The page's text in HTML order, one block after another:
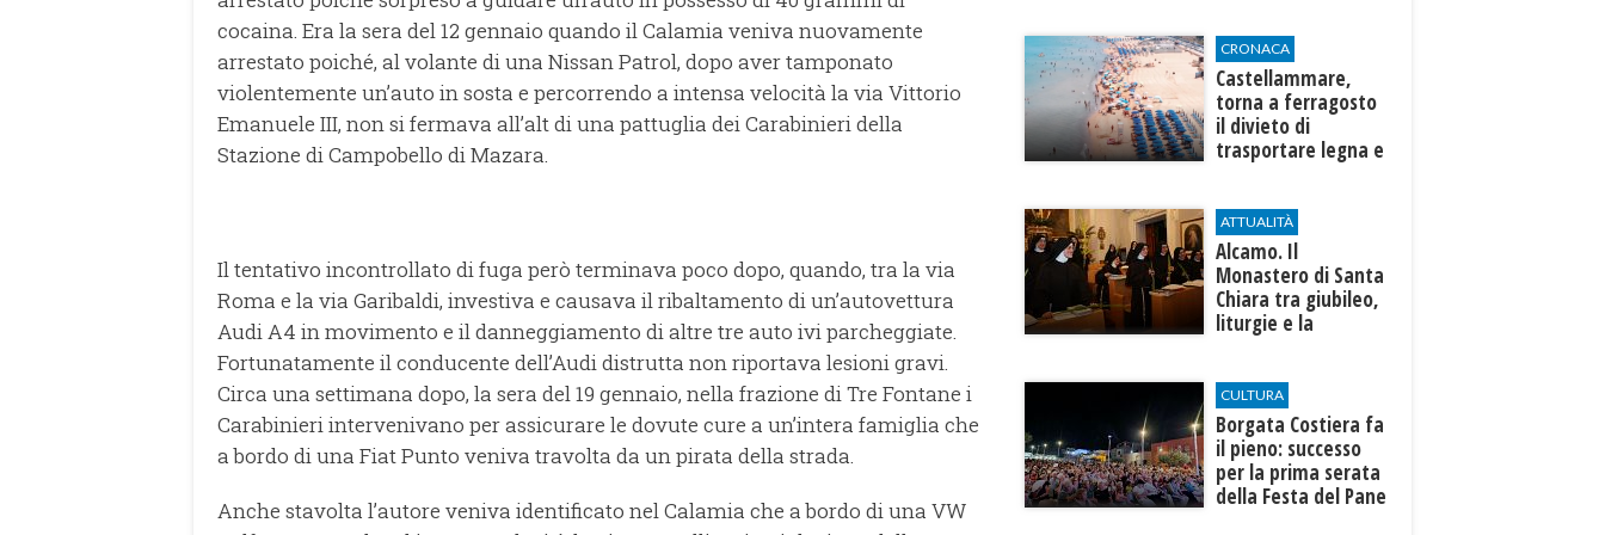
cocaina. Era la sera del 12 gennaio quando il Calamia veniva nuovamente
arrestato poiché, al volante di una Nissan Patrol, dopo aver tamponato
violentemente un’auto in sosta e percorrendo a intensa velocità la via Vittorio
Emanuele III, non si fermava all’alt di una pattuglia dei Carabinieri della
Stazione di Campobello di Mazara.
Il tentativo incontrollato di fuga però terminava poco dopo, quando, tra la via
Roma e la via Garibaldi, investiva e causava il ribaltamento di un’autovettura
Audi A4 in movimento e il danneggiamento di altre tre auto ivi parcheggiate.
Fortunatamente il conducente dell’Audi distrutta non riportava lesioni gravi.
Circa una settimana dopo, la sera del 19 gennaio, nella frazione di Tre Fontane i
Carabinieri intervenivano per assicurare le dovute cure a un’intera famiglia che
a bordo di una Fiat Punto veniva travolta da un pirata della strada.
Anche stavolta l’autore veniva identificato nel Calamia che a bordo di una VW
CRONACA
Castellammare,
torna a ferragosto
il divieto di
trasportare legna e
pernottare sulle
spiagge
ATTUALITÀ
Alcamo. Il
Monastero di Santa
Chiara tra giubileo,
liturgie e la
Monica Maria
Agosta
CULTURA
​Borgata Costiera fa
il pieno: successo
per la prima serata
della Festa del Pane